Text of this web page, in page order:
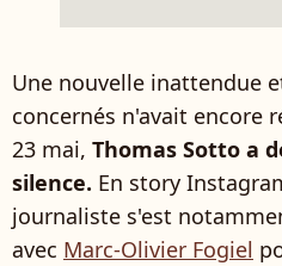
Une nouvelle inattendue
concernés n'avait encore
23 mai, Thomas Sotto a
silence. En story
journaliste s'est
avec Marc-Olivier Fogiel